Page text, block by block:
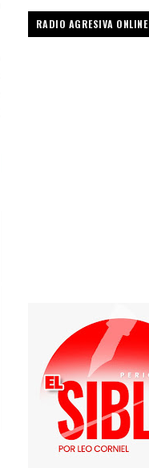
RADIO AGRESIVA ONLINE